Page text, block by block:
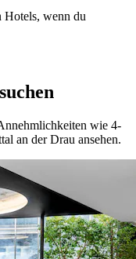
Hotels, wenn du
wie 4-
an der Drau ansehen.